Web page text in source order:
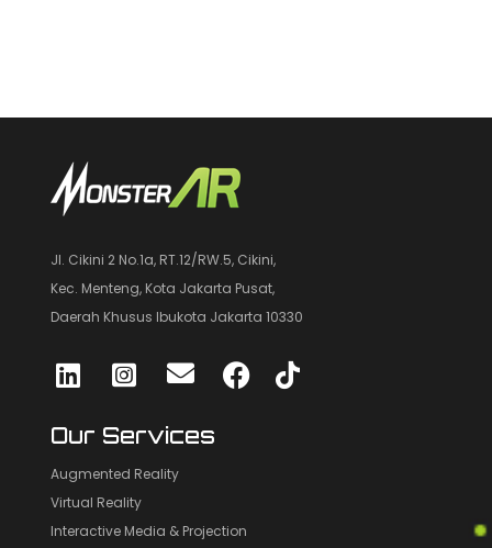
Jl. Cikini 2 No.1a, RT.12/RW.5, Cikini,
Kec. Menteng, Kota Jakarta Pusat,
Daerah Khusus Ibukota Jakarta 10330
Our Services
Augmented Reality
Virtual Reality
Interactive Media & Projection